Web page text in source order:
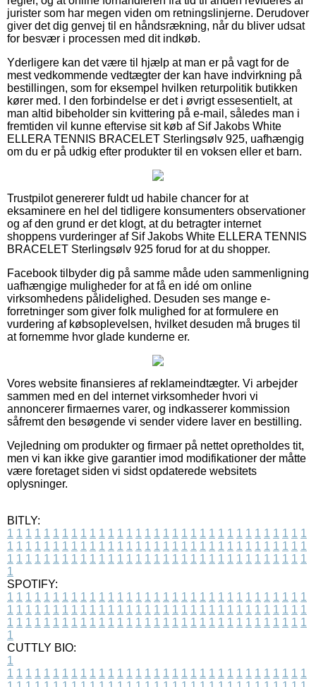
jurister som har megen viden om retningslinjerne. Derudover
giver det dig genvej til en håndsrækning, når du bliver udsat
for besvær i processen med dit indkøb.
Yderligere kan det være til hjælp at man er på vagt for de
mest vedkommende vedtægter der kan have indvirkning på
bestillingen, som for eksempel hvilken returpolitik butikken
kører med. I den forbindelse er det i øvrigt essesentielt, at
man altid bibeholder sin kvittering på e-mail, således man i
fremtiden vil kunne eftervise sit køb af Sif Jakobs White
ELLERA TENNIS BRACELET Sterlingsølv 925, uafhængig
om du er på udkig efter produkter til en voksen eller et barn.
Trustpilot genererer fuldt ud habile chancer for at
eksaminere en hel del tidligere konsumenters observationer
og af den grund er det klogt, at du betragter internet
shoppens vurderinger af Sif Jakobs White ELLERA TENNIS
BRACELET Sterlingsølv 925 forud for at du shopper.
Facebook tilbyder dig på samme måde uden sammenligning
uafhængige muligheder for at få en idé om online
virksomhedens pålidelighed. Desuden ses mange e-
forretninger som giver folk mulighed for at formulere en
vurdering af købsoplevelsen, hvilket desuden må bruges til
at fornemme hvor glade kunderne er.
Vores website finansieres af reklameindtægter. Vi arbejder
sammen med en del internet virksomheder hvori vi
annoncerer firmaernes varer, og indkasserer kommission
såfremt den besøgende vi sender videre laver en bestilling.
Vejledning om produkter og firmaer på nettet opretholdes tit,
men vi kan ikke give garantier imod modifikationer der måtte
være foretaget siden vi sidst opdaterede websitets
oplysninger.
BITLY:
1 1 1 1 1 1 1 1 1 1 1 1 1 1 1 1 1 1 1 1 1 1 1 1 1 1 1 1 1 1 1 1 1
1 1 1 1 1 1 1 1 1 1 1 1 1 1 1 1 1 1 1 1 1 1 1 1 1 1 1 1 1 1 1 1 1
1 1 1 1 1 1 1 1 1 1 1 1 1 1 1 1 1 1 1 1 1 1 1 1 1 1 1 1 1 1 1 1 1
1
SPOTIFY:
1 1 1 1 1 1 1 1 1 1 1 1 1 1 1 1 1 1 1 1 1 1 1 1 1 1 1 1 1 1 1 1 1
1 1 1 1 1 1 1 1 1 1 1 1 1 1 1 1 1 1 1 1 1 1 1 1 1 1 1 1 1 1 1 1 1
1 1 1 1 1 1 1 1 1 1 1 1 1 1 1 1 1 1 1 1 1 1 1 1 1 1 1 1 1 1 1 1 1
1
CUTTLY BIO:
1
1 1 1 1 1 1 1 1 1 1 1 1 1 1 1 1 1 1 1 1 1 1 1 1 1 1 1 1 1 1 1 1 1